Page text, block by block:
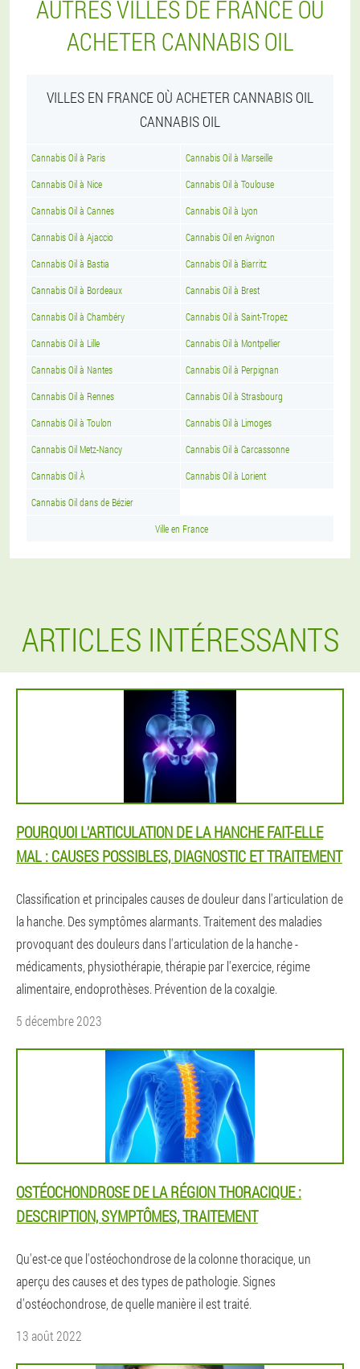
AUTRES VILLES DE FRANCE OÙ
ACHETER CANNABIS OIL
VILLES EN FRANCE OÙ ACHETER CANNABIS OIL
CANNABIS OIL
Cannabis Oil à Paris Cannabis Oil à Marseille
Cannabis Oil à Nice Cannabis Oil à Toulouse
Cannabis Oil à Cannes Cannabis Oil à Lyon
Cannabis Oil à Ajaccio Cannabis Oil en Avignon
Cannabis Oil à Bastia Cannabis Oil à Biarritz
Cannabis Oil à Bordeaux Cannabis Oil à Brest
Cannabis Oil à Chambéry Cannabis Oil à Saint-Tropez
Cannabis Oil à Lille Cannabis Oil à Montpellier
Cannabis Oil à Nantes Cannabis Oil à Perpignan
Cannabis Oil à Rennes Cannabis Oil à Strasbourg
Cannabis Oil à Toulon Cannabis Oil à Limoges
Cannabis Oil Metz-Nancy Cannabis Oil à Carcassonne
Cannabis Oil À Cannabis Oil à Lorient
Cannabis Oil dans de Bézier
Ville en France
ARTICLES INTÉRESSANTS
POURQUOI L'ARTICULATION DE LA HANCHE FAIT-ELLE
MAL : CAUSES POSSIBLES, DIAGNOSTIC ET TRAITEMENT
Classification et principales causes de douleur dans l'articulation de
la hanche. Des symptômes alarmants. Traitement des maladies
provoquant des douleurs dans l'articulation de la hanche -
médicaments, physiothérapie, thérapie par l'exercice, régime
alimentaire, endoprothèses. Prévention de la coxalgie.
5 décembre 2023
OSTÉOCHONDROSE DE LA RÉGION THORACIQUE :
DESCRIPTION, SYMPTÔMES, TRAITEMENT
Qu'est-ce que l'ostéochondrose de la colonne thoracique, un
aperçu des causes et des types de pathologie. Signes
d'ostéochondrose, de quelle manière il est traité.
13 août 2022